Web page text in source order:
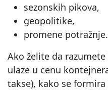
sezonskih pikova,
geopolitike,
promene potražnje.
Ako želite da
ulaze u cenu
takse), kako se